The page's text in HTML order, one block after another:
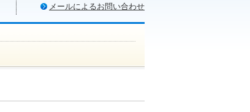
メールによるお問い合わせ